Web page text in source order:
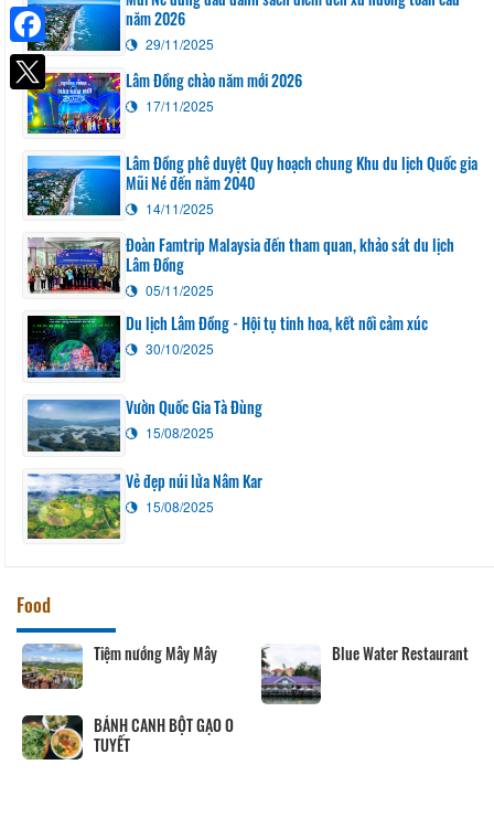
năm 2026
29/11/2025
Lâm Đồng chào năm mới 2026
17/11/2025
Lâm Đồng phê duyệt Quy hoạch chung Khu du lịch Quốc gia
Mũi Né đến năm 2040
14/11/2025
Đoàn Famtrip Malaysia đến tham quan, khảo sát du lịch
Lâm Đồng
05/11/2025
Du lịch Lâm Đồng - Hội tụ tinh hoa, kết nối cảm xúc
30/10/2025
Vườn Quốc Gia Tà Đùng
15/08/2025
Vẻ đẹp núi lửa Nâm Kar
15/08/2025
Food
Tiệm nướng Mây Mây Blue Water Restaurant
BÁNH CANH BỘT GẠO O
TUYẾT
Facebook